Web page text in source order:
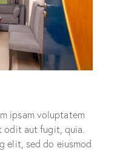
ipsam voluptatem
odit aut fugit, quia.
elit, sed do eiusmod